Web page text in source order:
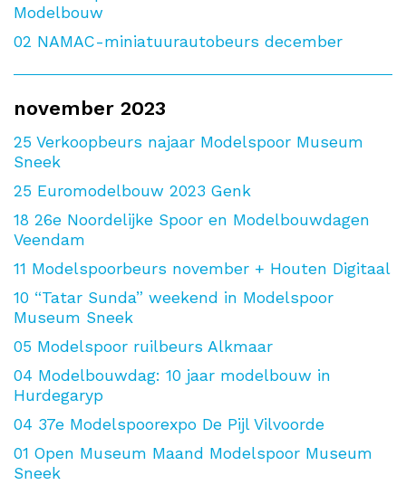
Modelbouw
02 NAMAC-miniatuurautobeurs december
november 2023
25 Verkoopbeurs najaar Modelspoor Museum
Sneek
25 Euromodelbouw 2023 Genk
18 26e Noordelijke Spoor en Modelbouwdagen
Veendam
11 Modelspoorbeurs november + Houten Digitaal
10 “Tatar Sunda” weekend in Modelspoor
Museum Sneek
05 Modelspoor ruilbeurs Alkmaar
04 Modelbouwdag: 10 jaar modelbouw in
Hurdegaryp
04 37e Modelspoorexpo De Pijl Vilvoorde
01 Open Museum Maand Modelspoor Museum
Sneek